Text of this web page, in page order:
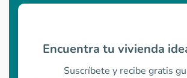
Encuentra tu vivienda
Suscríbete y recibe gratis